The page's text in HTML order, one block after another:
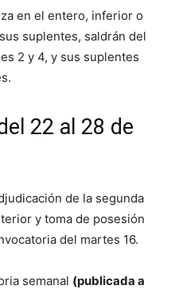
en el entero, inferior o
suplentes, saldrán del
2 y 4, y sus suplentes
22 al 28 de
de la segunda
y toma de posesión
del martes 16.
semanal (publicada a